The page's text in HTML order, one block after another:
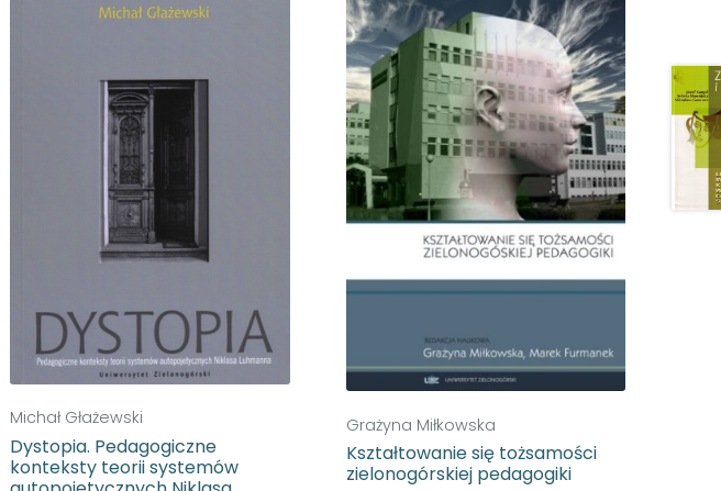
Michał Głażewski
Dystopia. Pedagogiczne
konteksty teorii systemów
Grażyna Miłkowska
Kształtowanie się tożsamości
zielonogórskiej pedagogiki